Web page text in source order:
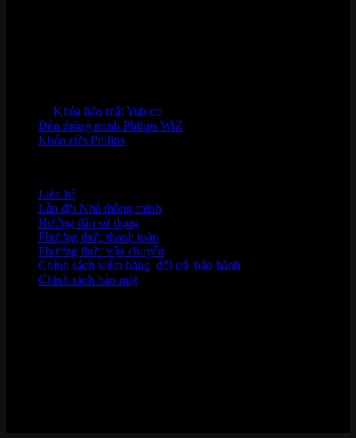
Khóa bảo mật Yubico
Đèn thông minh Philips WiZ
Khóa cửa Philips
Liên hệ
Lắp đặt Nhà thông minh
Hướng dẫn sử dụng
Phương thức thanh toán
Phương thức vận chuyển
Chính sách kiểm hàng đổi trả bảo hành
Chính sách bảo mật